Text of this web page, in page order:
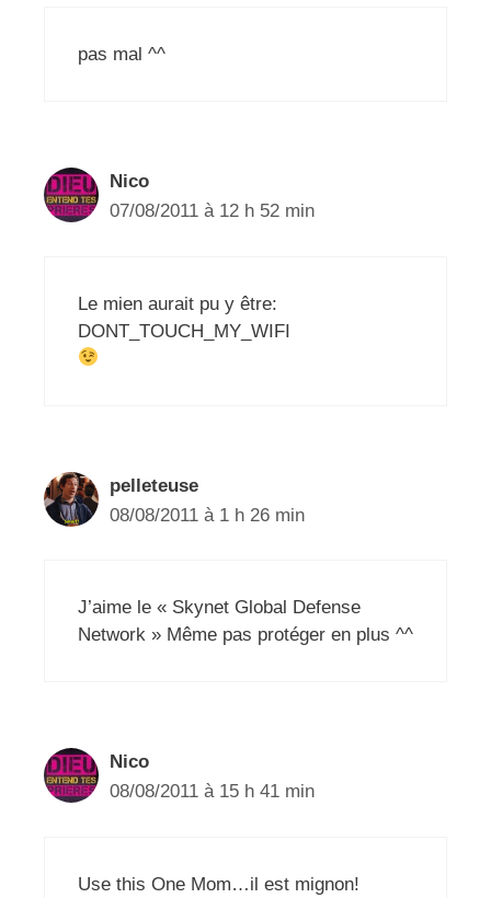
pas mal ^^
Nico
07/08/2011 à 12 h 52 min
Le mien aurait pu y être:
DONT_TOUCH_MY_WIFI
pelleteuse
08/08/2011 à 1 h 26 min
J’aime le « Skynet Global Defense
Network » Même pas protéger en plus ^^
Nico
08/08/2011 à 15 h 41 min
Use this One Mom…il est mignon!